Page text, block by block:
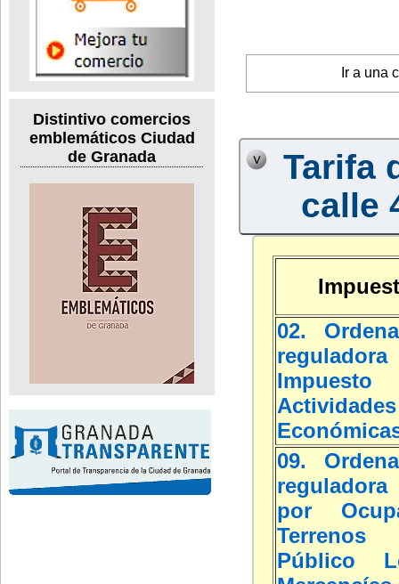
Distintivo comercios
emblemáticos Ciudad
de Granada
Ir a una
Tarifa
calle
02.
Actividades
09.
por
Público